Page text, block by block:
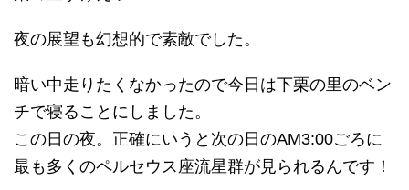
夜の展望も幻想的で素敵でした。
暗い中走りたくなかったので今日は下栗の里のベン
チで寝ることにしました。
この日の夜。正確にいうと次の日のAM3:00ごろに
最も多くのペルセウス座流星群が見られるんです！